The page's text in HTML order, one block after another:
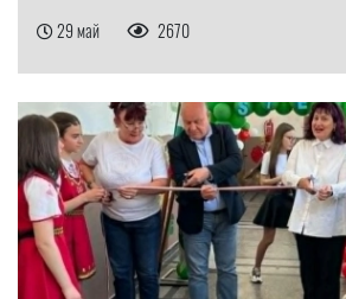
29 май 2670